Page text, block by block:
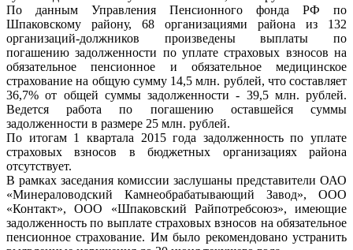
По данным Управления Пенсионного фонда РФ по
Шпаковскому району, 68 организациями района из 132
организаций-должников произведены выплаты по
погашению задолженности по уплате страховых взносов на
обязательное пенсионное и обязательное медицинское
страхование на общую сумму 14,5 млн. рублей, что составляет
36,7% от общей суммы задолженности - 39,5 млн. рублей.
Ведется работа по погашению оставшейся суммы
задолженности в размере 25 млн. рублей.
По итогам 1 квартала 2015 года задолженность по уплате
страховых взносов в бюджетных организациях района
отсутствует.
В рамках заседания комиссии заслушаны представители ОАО
«Минераловодский Камнеобрабатывающий Завод», ООО
«Контакт», ООО «Шпаковский Райпотребсоюз», имеющие
задолженность по выплате страховых взносов на обязательное
пенсионное страхование. Им было рекомендовано устранить